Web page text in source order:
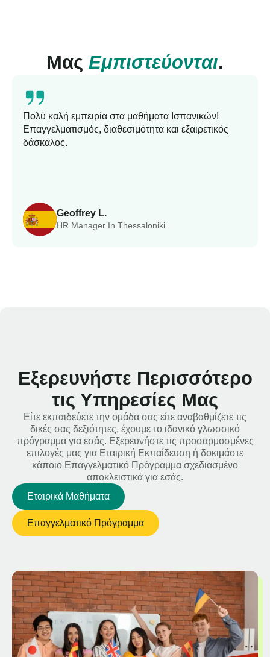
Μας Εμπιστεύονται.
Geoffrey L.
HR Manager In Thessaloniki
Πολύ καλή εμπειρία στα μαθήματα Ισπανικών!
Επαγγελματισμός, διαθεσιμότητα και εξαιρετικός
δάσκαλος.
Εξερευνήστε Περισσότερο
τις Υπηρεσίες Μας
Είτε εκπαιδεύετε την ομάδα σας είτε αναβαθμίζετε τις
δικές σας δεξιότητες, έχουμε το ιδανικό γλωσσικό
πρόγραμμα για εσάς. Εξερευνήστε τις προσαρμοσμένες
επιλογές μας για Εταιρική Εκπαίδευση ή δοκιμάστε
κάποιο Επαγγελματικό Πρόγραμμα σχεδιασμένο
αποκλειστικά για εσάς.
Εταιρικά Μαθήματα
Επαγγελματικό Πρόγραμμα